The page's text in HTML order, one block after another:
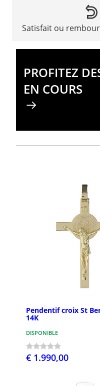
Satisfait ou
PROFITEZ
EN COURS
Pendentif croix St
14K
DISPONIBLE
€ 1.990,00